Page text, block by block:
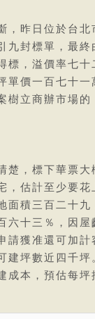
，昨日位於台
九封標單，最終
標，溢價率七十
單價一百七十一
立商辦市場的
楚，標下華票
估計至少要花
面積三百二十
六十三％，因
請獲准還可加計
建坪數近四千
成本，預估每